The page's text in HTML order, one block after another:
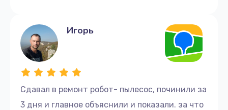
Сдавал в ремонт робот- пылесос, починили за
3 дня и главное объяснили и показали. за что
Игорь